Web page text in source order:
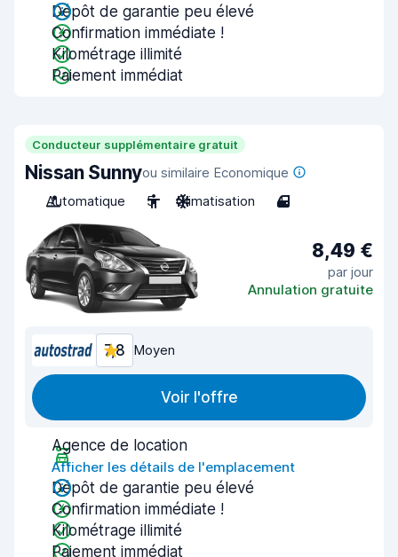
Dépôt de garantie peu élevé
Confirmation immédiate !
Kilométrage illimité
Paiement immédiat
Conducteur supplémentaire gratuit
Nissan Sunnyou similaire Economique
Automatique
5 Climatisation 4
8,49 €
par jour
Annulation gratuite
7,8 Moyen
Voir l'offre
Agence de location
Afficher les détails de l'emplacement
Dépôt de garantie peu élevé
Confirmation immédiate !
Kilométrage illimité
Paiement immédiat